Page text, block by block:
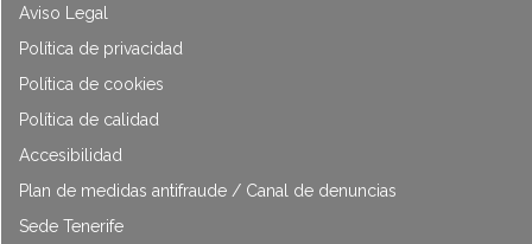
Aviso Legal
Política de privacidad
Política de cookies
Política de calidad
Accesibilidad
Plan de medidas antifraude / Canal de denuncias
Sede Tenerife